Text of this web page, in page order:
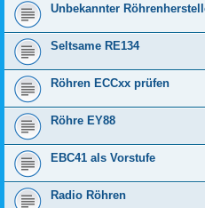
Unbekannter
Seltsame RE134
Röhren ECCxx prüfen
Röhre EY88
EBC41 als Vorstufe
Radio Röhren